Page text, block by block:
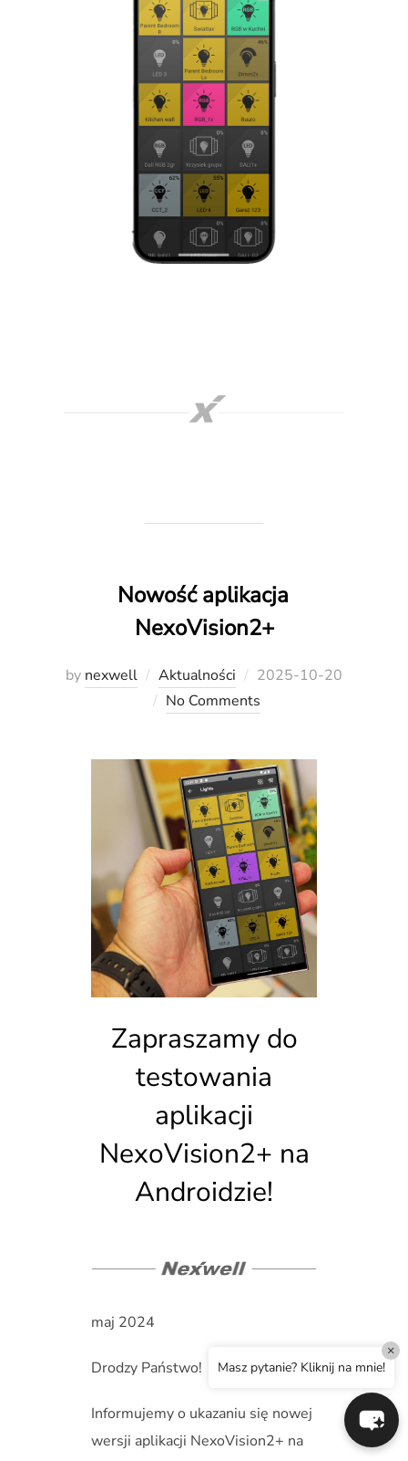
Nowość aplikacja
NexoVision2+
by nexwell Aktualności
Posted
on
2025-10-20
No Comments
Zapraszamy do
testowania
aplikacji
NexoVision2+ na
Androidzie!
maj 2024
Drodzy Państwo!
Informujemy o ukazaniu się nowej
wersji aplikacji NexoVision2+ na
Masz pytanie? Kliknij na mnie!
×